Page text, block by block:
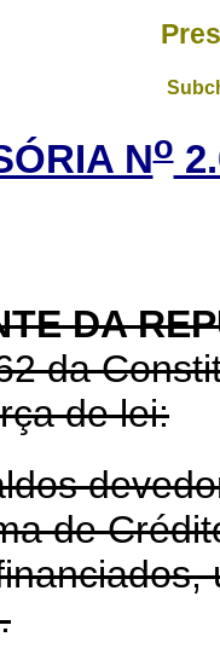
No
DA
da
de lei:
de